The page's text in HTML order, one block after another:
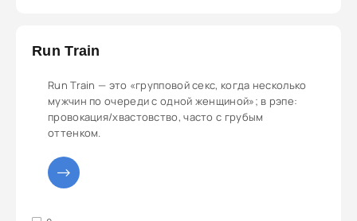
Run Train
Run Train — это «групповой секс, когда несколько
мужчин по очереди с одной женщиной»; в рэпе:
провокация/хвастовство, часто с грубым
оттенком.